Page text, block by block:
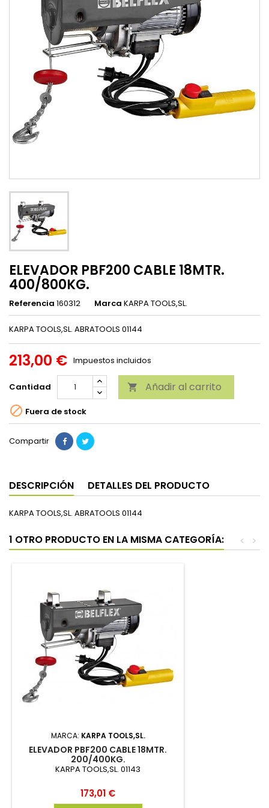
ELEVADOR PBF200 CABLE 18MTR.
400/800KG.
Referencia 160312 Marca KARPA TOOLS,SL.
KARPA TOOLS,SL. ABRATOOLS 01144
213,00 € Impuestos incluidos
Cantidad  Añadir al carrito
 Fuera de stock
Compartir
DESCRIPCIÓN DETALLES DEL PRODUCTO
KARPA TOOLS,SL. ABRATOOLS 01144
1 OTRO PRODUCTO EN LA MISMA CATEGORÍA: >
<
MARCA: KARPA TOOLS,SL.
ELEVADOR PBF200 CABLE 18MTR.
200/400KG.
KARPA TOOLS,SL. 01143
Precio
173,01 €